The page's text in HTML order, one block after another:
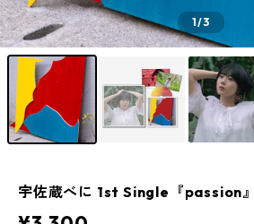
1/3
宇佐蔵べに 1st Single『passion